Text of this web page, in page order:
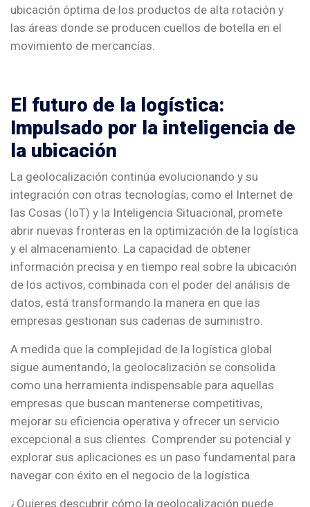
ubicación óptima de los productos de alta rotación y
las áreas donde se producen cuellos de botella en el
movimiento de mercancías.
El futuro de la logística:
Impulsado por la inteligencia de
la ubicación
La geolocalización continúa evolucionando y su
integración con otras tecnologías, como el Internet de
las Cosas (IoT) y la Inteligencia Situacional, promete
abrir nuevas fronteras en la optimización de la logística
y el almacenamiento. La capacidad de obtener
información precisa y en tiempo real sobre la ubicación
de los activos, combinada con el poder del análisis de
datos, está transformando la manera en que las
empresas gestionan sus cadenas de suministro.
A medida que la complejidad de la logística global
sigue aumentando, la geolocalización se consolida
como una herramienta indispensable para aquellas
empresas que buscan mantenerse competitivas,
mejorar su eficiencia operativa y ofrecer un servicio
excepcional a sus clientes. Comprender su potencial y
explorar sus aplicaciones es un paso fundamental para
navegar con éxito en el negocio de la logística.
¿Quieres descubrir cómo la geolocalización puede